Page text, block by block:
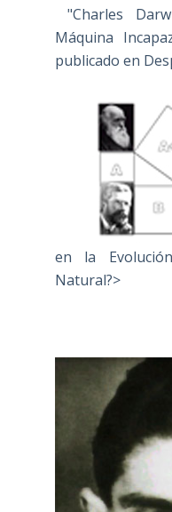
"Charles
Máquina
publicado en
en la
Natural?>